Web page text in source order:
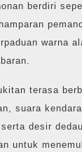
berdiri
warna
terasa
suara
desir
untuk